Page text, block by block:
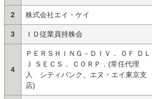
2 株式会社エイ・ケイ
3 ＩＤ従業員持株会
4
ＰＥＲＳＨＩＮＧ－ＤＩＶ． ＯＦ ＤＬ
Ｊ ＳＥＣＳ． ＣＯＲＰ．(常任代理
人 シティバンク、エヌ・エイ東京支
店)